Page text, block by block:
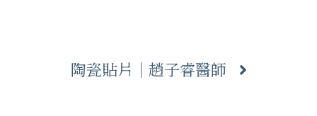
陶瓷貼片｜趙子睿醫師